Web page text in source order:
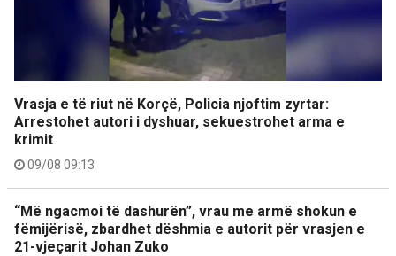
Vrasja e të riut në Korçë, Policia njoftim zyrtar:
Arrestohet autori i dyshuar, sekuestrohet arma e
krimit
09/08 09:13
“Më ngacmoi të dashurën”, vrau me armë shokun e
fëmijërisë, zbardhet dëshmia e autorit për vrasjen e
21-vjeçarit Johan Zuko